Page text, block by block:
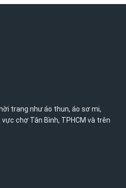
trang như áo thun, áo sơ mi,
chợ Tân Bình, TPHCM và trên